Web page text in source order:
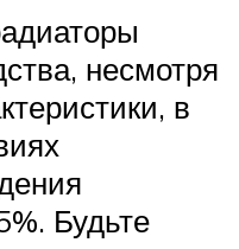
несмотря
в
Будьте